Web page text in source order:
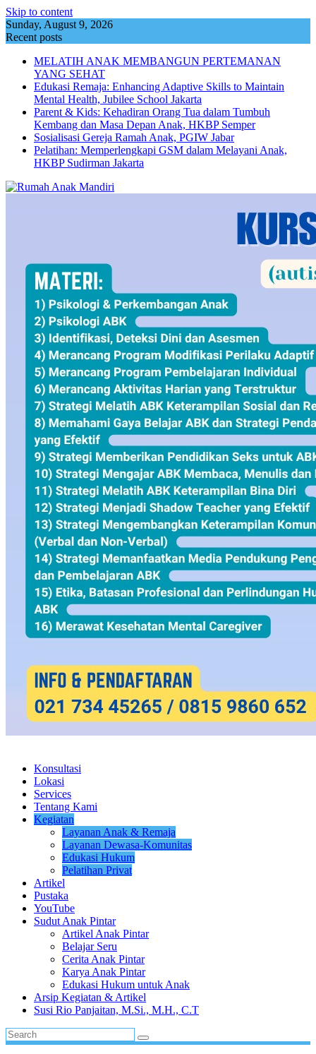
Skip to content
Sunday, August 9, 2026
Recent posts
MELATIH ANAK MEMBANGUN PERTEMANAN
YANG SEHAT
Edukasi Remaja: Enhancing Adaptive Skills to Maintain
Mental Health, Jubilee School Jakarta
Parent & Kids: Kehadiran Orang Tua dalam Tumbuh
Kembang dan Masa Depan Anak, HKBP Semper
Sosialisasi Gereja Ramah Anak, PGIW Jabar
Pelatihan: Memperlengkapi GSM dalam Melayani Anak,
HKBP Sudirman Jakarta
Konsultasi
Lokasi
Services
Tentang Kami
Kegiatan
Layanan Anak & Remaja
Layanan Dewasa-Komunitas
Edukasi Hukum
Pelatihan Privat
Artikel
Pustaka
YouTube
Sudut Anak Pintar
Artikel Anak Pintar
Belajar Seru
Cerita Anak Pintar
Karya Anak Pintar
Edukasi Hukum untuk Anak
Arsip Kegiatan & Artikel
Susi Rio Panjaitan, M.Si., M.H., C.T